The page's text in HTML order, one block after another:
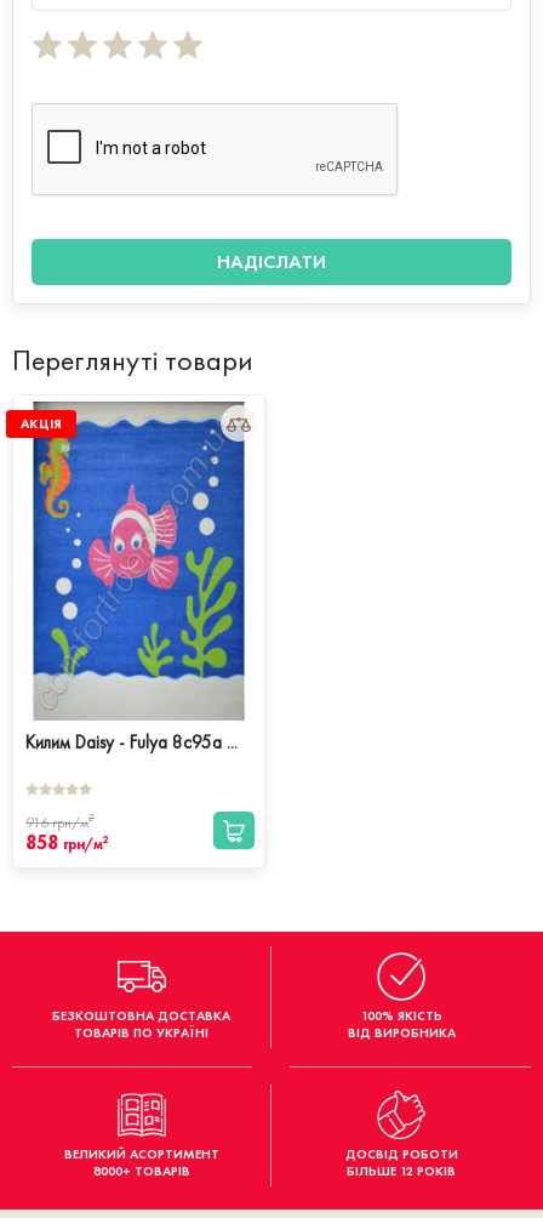
Переглянуті товари
АКЦІЯ
Килим Daisy - Fulya 8c95a ...
916грн/м2
858 грн/м2
БЕЗКОШТОВНА ДОСТАВКА
ТОВАРІВ ПО УКРАЇНІ
100% ЯКІСТЬ
ВІД ВИРОБНИКА
ВЕЛИКИЙ АСОРТИМЕНТ
8000+ ТОВАРІВ
ДОСВІД РОБОТИ
БІЛЬШЕ 12 РОКІВ